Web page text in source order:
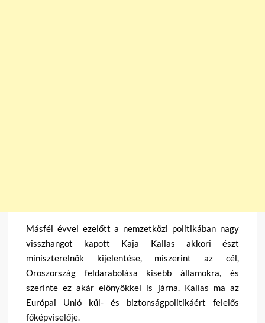
Másfél évvel ezelőtt a nemzetközi politikában nagy
visszhangot kapott Kaja Kallas akkori észt
miniszterelnök kijelentése, miszerint az cél,
Oroszország feldarabolása kisebb államokra, és
szerinte ez akár előnyökkel is járna. Kallas ma az
Európai Unió kül- és biztonságpolitikáért felelős
főképviselője.